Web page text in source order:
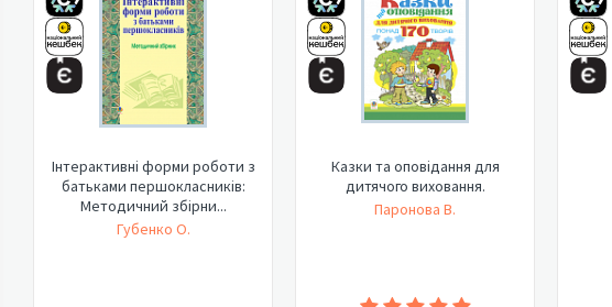
Інтерактивні форми роботи з
батьками першокласників:
Методичний збірни...
Губенко О.
Казки та оповідання для
дитячого виховання.
Паронова В.